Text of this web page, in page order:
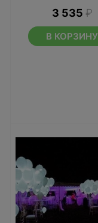
3 535 ₽
В КОРЗИНУ